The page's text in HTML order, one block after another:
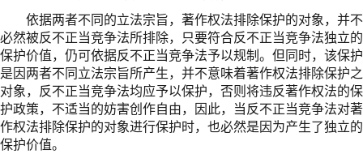
依据两者不同的立法宗旨，著作权法排除保护的对象，并不
必然被反不正当竞争法所排除，只要符合反不正当竞争法独立的
保护价值，仍可依据反不正当竞争法予以规制。但同时，该保护
是因两者不同立法宗旨所产生，并不意味着著作权法排除保护之
对象，反不正当竞争法均应予以保护，否则将违反著作权法的保
护政策，不适当的妨害创作自由，因此，当反不正当竞争法对著
作权法排除保护的对象进行保护时，也必然是因为产生了独立的
保护价值。